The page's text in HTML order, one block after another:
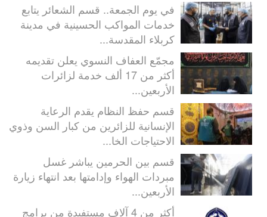
في يوم الجمعة.. قسم الشعائر يتابع
خدمات المواكب الحسينية في مدينة
كربلاء المقدسة...
مجمّع العفاف النسوي يعلن تقديمه
أكثر من 17 ألف خدمة لزائرات
الأربعين...
قسم حفظ النظام يقدم الرعاية
الإنسانية للزائرين من كبار السن وذوي
الاحتياجات الخا...
قسم بين الحرمين يباشر غسل
مبردات الهواء وإدامتها بعد انتهاء زيارة
الأربعين...
أكثر من 4 آلاف مستفيدة من برامج